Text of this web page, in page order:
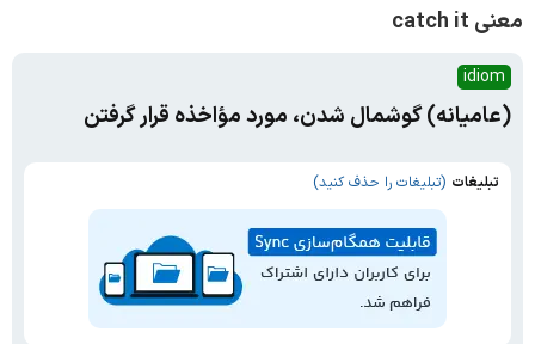
معنی catch it
idiom
(عامیانه) گوشمال شدن، مورد مؤاخذه قرار گرفتن
تبلیغات (تبلیغات را حذف کنید)